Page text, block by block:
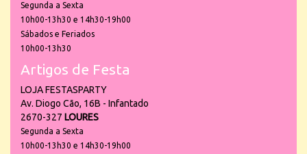
Segunda a Sexta
10h00-13h30 e 14h30-19h00
Sábados e Feriados
10h00-13h30
Artigos de Festa
LOJA FESTASPARTY
Av. Diogo Cão, 16B - Infantado
2670-327 LOURES
Segunda a Sexta
10h00-13h30 e 14h30-19h00